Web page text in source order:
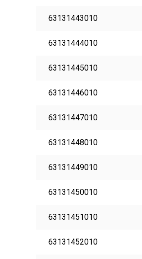
63131443010
63131444010
63131445010
63131446010
63131447010
63131448010
63131449010
63131450010
63131451010
63131452010